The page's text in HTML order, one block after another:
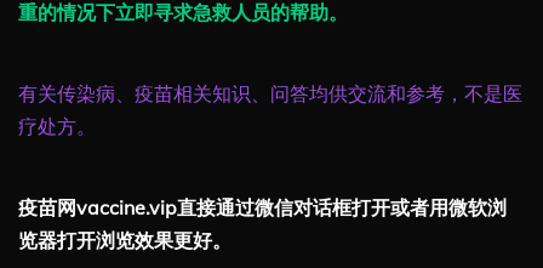
重的情况下立即寻求急救人员的帮助。
有关传染病、疫苗相关知识、问答均供交流和参考，不是医
疗处方。
疫苗网vaccine.vip直接通过微信对话框打开或者用微软浏
览器打开浏览效果更好。